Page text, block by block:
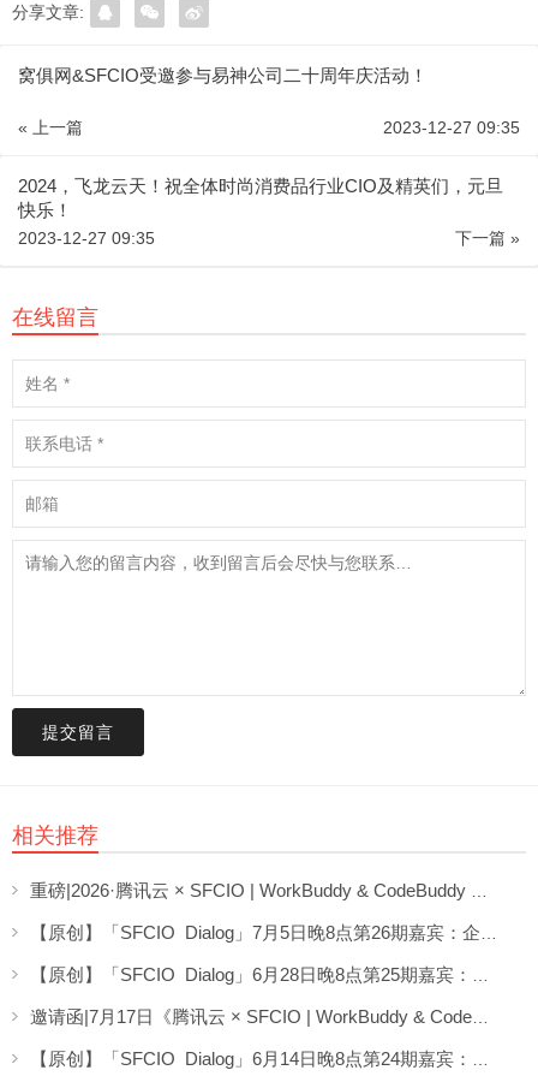
分享文章:
窝俱网&SFCIO受邀参与易神公司二十周年庆活动！
« 上一篇 2023-12-27 09:35
2024，飞龙云天！祝全体时尚消费品行业CIO及精英们，元旦
快乐！
下一篇 »
2023-12-27 09:35
在线留言
提交留言
相关推荐